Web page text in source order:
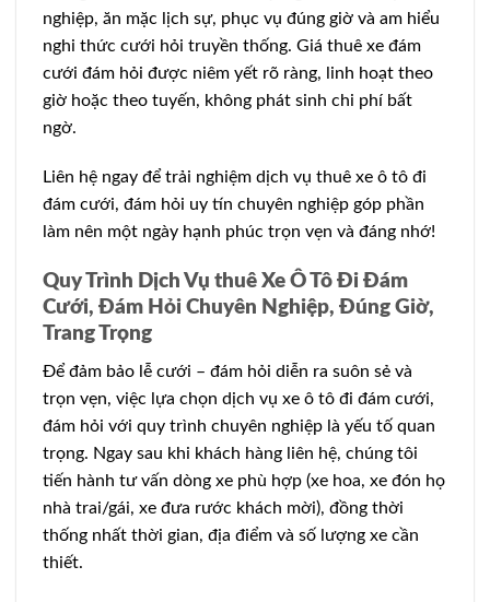
nghiệp, ăn mặc lịch sự, phục vụ đúng giờ và am hiểu
nghi thức cưới hỏi truyền thống. Giá thuê xe đám
cưới đám hỏi được niêm yết rõ ràng, linh hoạt theo
giờ hoặc theo tuyến, không phát sinh chi phí bất
ngờ.
Liên hệ ngay để trải nghiệm dịch vụ thuê xe ô tô đi
đám cưới, đám hỏi uy tín chuyên nghiệp góp phần
làm nên một ngày hạnh phúc trọn vẹn và đáng nhớ!
Quy Trình Dịch Vụ thuê Xe Ô Tô Đi Đám
Cưới, Đám Hỏi Chuyên Nghiệp, Đúng Giờ,
Trang Trọng
Để đảm bảo lễ cưới – đám hỏi diễn ra suôn sẻ và
trọn vẹn, việc lựa chọn dịch vụ xe ô tô đi đám cưới,
đám hỏi với quy trình chuyên nghiệp là yếu tố quan
trọng. Ngay sau khi khách hàng liên hệ, chúng tôi
tiến hành tư vấn dòng xe phù hợp (xe hoa, xe đón họ
nhà trai/gái, xe đưa rước khách mời), đồng thời
thống nhất thời gian, địa điểm và số lượng xe cần
thiết.